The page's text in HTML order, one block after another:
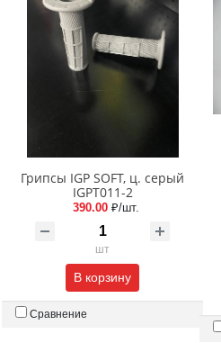
Грипсы IGP SOFT, ц. серый
IGPT011-2
390.00 ₽/шт.
шт
В корзину
Сравнение